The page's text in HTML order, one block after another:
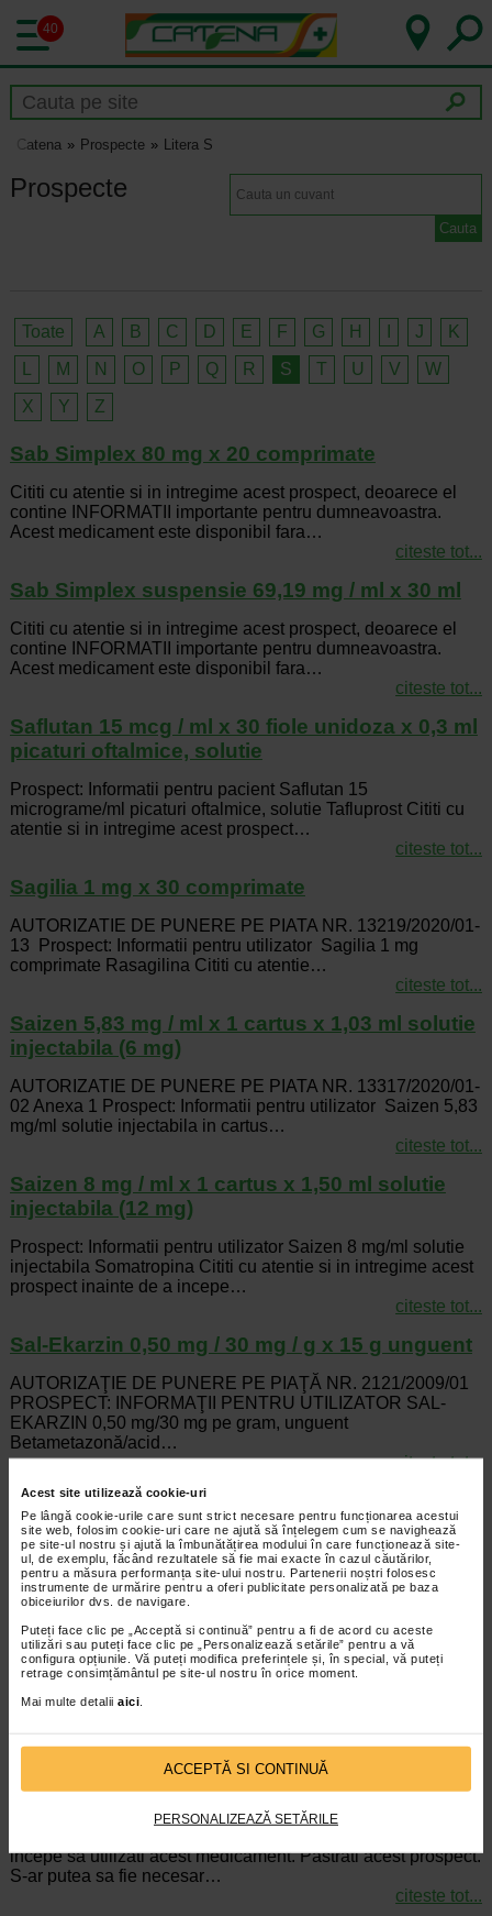
Acest site utilizează cookie-uri
Pe lângă cookie-urile care sunt strict necesare pentru funcționarea acestui
site web, folosim cookie-uri care ne ajută să înțelegem cum se navighează
pe site-ul nostru și ajută la îmbunătățirea modului în care funcționează site-
ul, de exemplu, făcând rezultatele să fie mai exacte în cazul căutărilor,
pentru a măsura performanța site-ului nostru. Partenerii noștri folosesc
instrumente de urmărire pentru a oferi publicitate personalizată pe baza
obiceiurilor dvs. de navigare.
Puteți face clic pe „Acceptă si continuă” pentru a fi de acord cu aceste
utilizări sau puteți face clic pe „Personalizează setările” pentru a vă
configura opțiunile. Vă puteți modifica preferințele și, în special, vă puteți
retrage consimțământul pe site-ul nostru în orice moment.
Mai multe detalii aici
ACCEPTĂ SI CONTINUĂ
PERSONALIZEAZĂ SETĂRILE
40
Catena Prospecte Litera S
Prospecte
Toate A B C D E F G H J
K
M N O P Q R S T U V
W
X
Y Z
Sab Simplex 80 mg x 20 comprimate
Cititi cu atentie si in intregime acest prospect, deoarece el
contine INFORMATII importante pentru dumneavoastra.
Acest medicament este disponibil fara…
citeste tot...
Sab Simplex suspensie 69,19 mg / ml x 30 ml
Cititi cu atentie si in intregime acest prospect, deoarece el
contine INFORMATII importante pentru dumneavoastra.
Acest medicament este disponibil fara…
citeste tot...
Saflutan 15 mcg / ml x 30 fiole unidoza x 0,3 ml
picaturi oftalmice, solutie
Prospect: Informatii pentru pacient Saflutan 15
micrograme/ml picaturi oftalmice, solutie Tafluprost Cititi cu
atentie si in intregime acest prospect…
citeste tot...
Sagilia 1 mg x 30 comprimate
AUTORIZATIE DE PUNERE PE PIATA NR. 13219/2020/01-
13 Prospect: Informatii pentru utilizator Sagilia 1 mg
comprimate Rasagilina Cititi cu atentie…
citeste tot...
Saizen 5,83 mg / ml x 1 cartus x 1,03 ml solutie
injectabila (6 mg)
AUTORIZATIE DE PUNERE PE PIATA NR. 13317/2020/01-
02 Anexa 1 Prospect: Informatii pentru utilizator Saizen 5,83
mg/ml solutie injectabila in cartus…
citeste tot...
Saizen 8 mg / ml x 1 cartus x 1,50 ml solutie
injectabila (12 mg)
Prospect: Informatii pentru utilizator Saizen 8 mg/ml solutie
injectabila Somatropina Cititi cu atentie si in intregime acest
prospect inainte de a incepe…
citeste tot...
Sal-Ekarzin 0,50 mg / 30 mg / g x 15 g unguent
AUTORIZAŢIE DE PUNERE PE PIAŢĂ NR. 2121/2009/01
PROSPECT: INFORMAŢII PENTRU UTILIZATOR SAL-
EKARZIN 0,50 mg/30 mg pe gram, unguent
Betametazonă/acid…
citeste tot...
Salazidin GR 500 mg x 50 comprimate
gastrorezistente
SALAZIDIN 500 mg comprimate gastrorezistente
Sulfasalazina Cititi cu atentie si in intregime acest prospect
inainte de a incepe sa utilizati acest medicament…
citeste tot...
Salbutamol 4 mg x 20 comprimate MAG
Anexa 1 AUTORIZATIE DE PUNERE PE PIATA NR.
Salbutamol sirop 2 mg / 5 ml x 125 ml
incepe sa utilizati acest medicament. Pastrati acest prospect.
S-ar putea sa fie necesar…
citeste tot...